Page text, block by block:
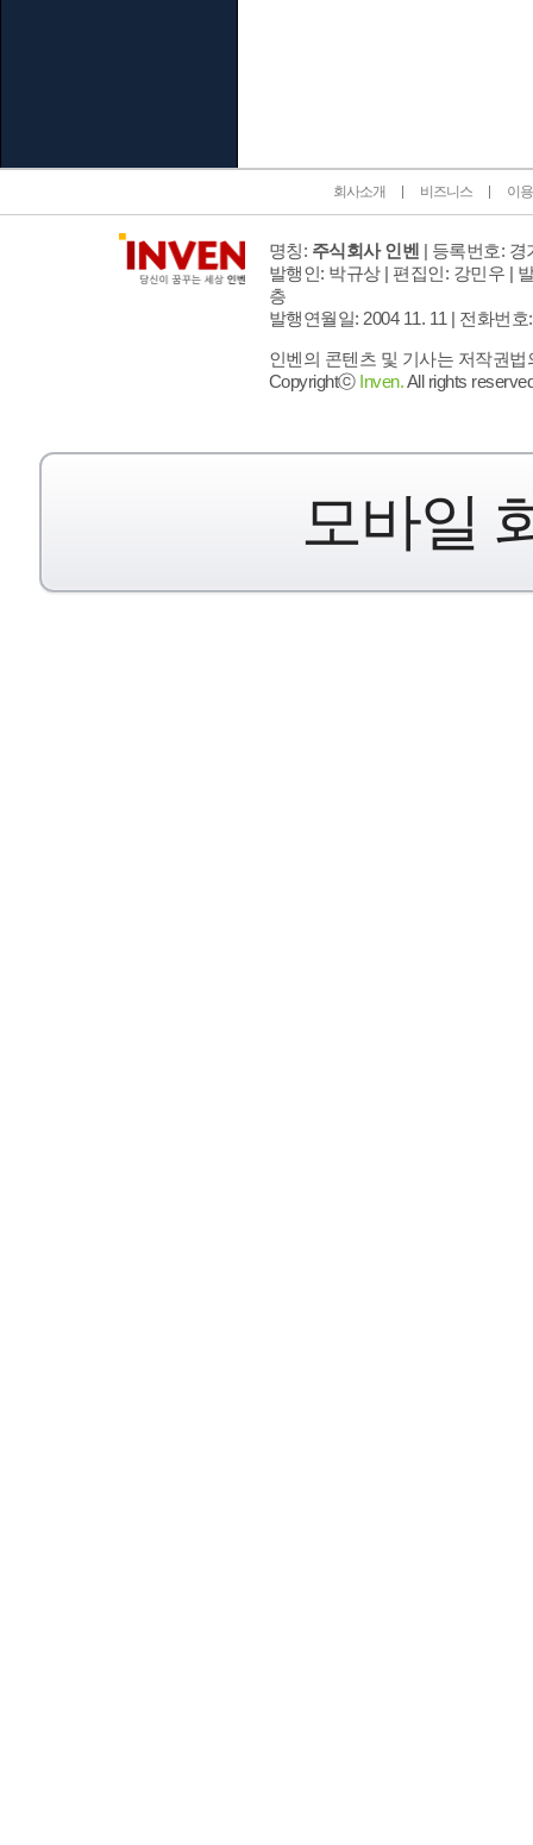
회사소개 비즈니스 이
명칭: 주식회사 인벤 | 등록번호: 경
발행인: 박규상 | 편집인: 강민우 |
층
발행연월일: 2004 11. 11 | 전화번호
인벤의 콘텐츠 및 기사는 저작권
Copyrightⓒ Inven.All rights
모바일